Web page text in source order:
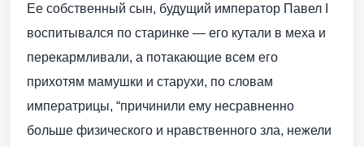
Ее собственный сын, будущий император Павел I
воспитывался по старинке — его кутали в меха и
перекармливали, а потакающие всем его
прихотям мамушки и старухи, по словам
императрицы, “причинили ему несравненно
больше физического и нравственного зла, нежели